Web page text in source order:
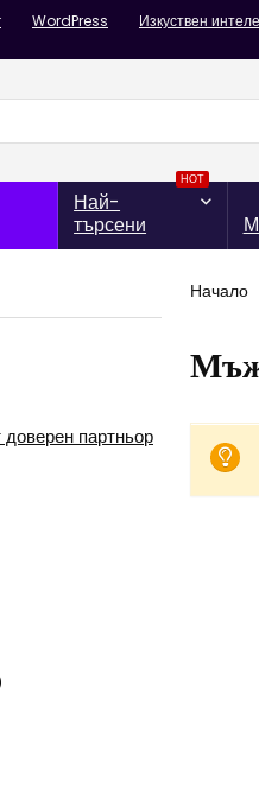
WordPress Изкуствен
HOT
Най-
търсени
партньор
Начало